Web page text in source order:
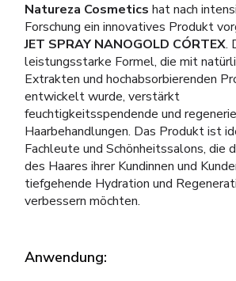
Natureza Cosmetics hat nach
Forschung ein innovatives Produkt
JET SPRAY NANOGOLD CÓRTEX.
leistungsstarke Formel, die mit
Extrakten und hochabsorbierenden
entwickelt wurde, verstärkt
feuchtigkeitsspendende und
Haarbehandlungen. Das Produkt ist
Fachleute und Schönheitssalons, die
des Haares ihrer Kundinnen und
tiefgehende Hydration und
verbessern möchten.
Anwendung: